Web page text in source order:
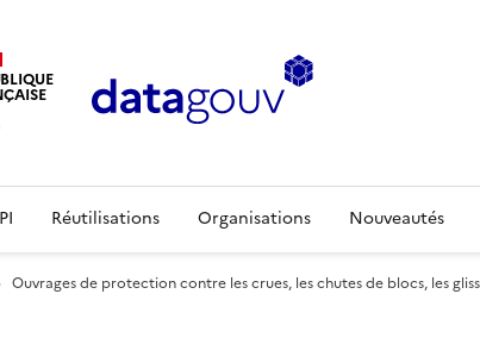
Réutilisations Organisations Nouveautés
Ouvrages de protection contre les crues, les chutes de blocs, les